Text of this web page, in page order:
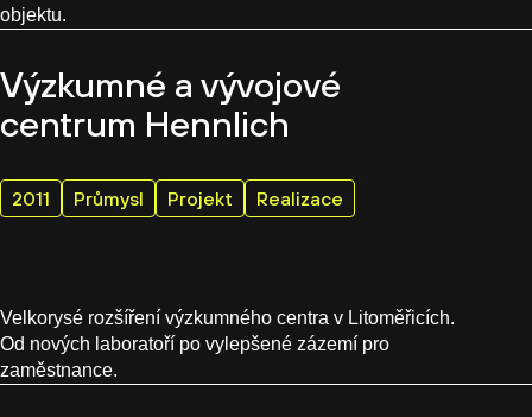
objektu.
Výzkumné a vývojové
centrum Hennlich
2011 Průmysl Projekt Realizace
Velkorysé rozšíření výzkumného centra v Litoměřicích.
Od nových laboratoří po vylepšené zázemí pro
zaměstnance.